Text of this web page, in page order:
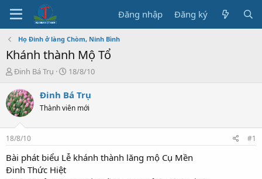
Đăng nhập Đăng ký
Họ Đinh ở làng Chòm, Ninh Bình
Khánh thành Mộ Tổ
T
r
e
a
s
t
a
r
t
Đinh Bá Trụ
N
à
y
b
ầ
18/8/10
Đinh Bá Trụ
Thành viên mới
18/8/10 #1
Bài phát biểu Lễ khánh thành lăng mộ Cụ Mền
Đinh Thức Hiệt